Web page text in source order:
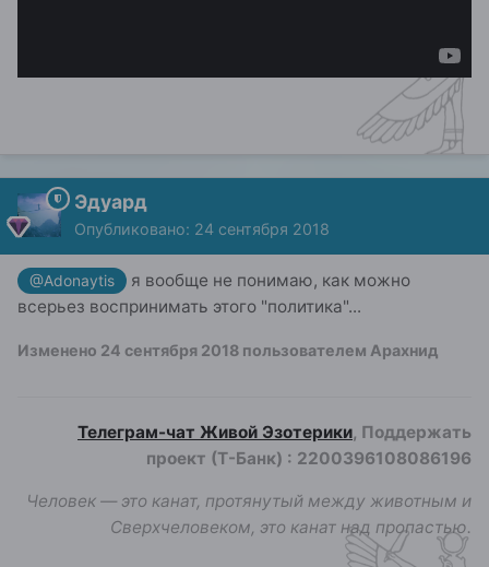
Эдуард
Опубликовано: 24 сентября 2018
@Adonaytis
я вообще не понимаю, как можно
всерьез воспринимать этого "политика"...
Изменено 24 сентября 2018 пользователем Арахнид
Телеграм-чат Живой Эзотерики, Поддержать
проект (Т-Банк) : 2200396108086196
Человек — это канат, протянутый между животным и
Сверхчеловеком, это канат над пропастью.